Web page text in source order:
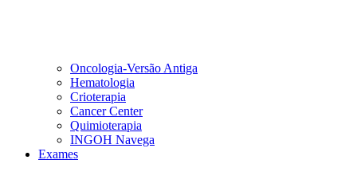
Oncologia-Versão Antiga
Hematologia
Crioterapia
Cancer Center
Quimioterapia
INGOH Navega
Exames